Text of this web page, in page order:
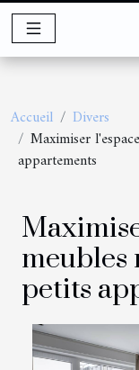
Accueil
Divers
Maximiser
appartements
meubles
petits